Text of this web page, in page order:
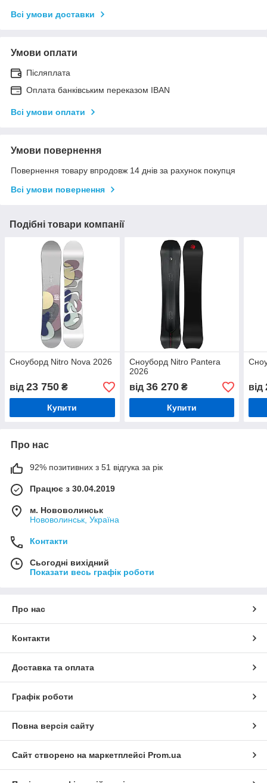
Всі умови доставки
Умови оплати
Післяплата
Оплата банківським переказом IBAN
Всі умови оплати
Умови повернення
Повернення товару впродовж 14 днів за рахунок покупця
Всі умови повернення
Подібні товари компанії
Сноуборд Nitro Nova 2026
від 23 750 ₴
Купити
Сноуборд Nitro Pantera
2026
від 36 270₴
Купити
від
Про нас
92% позитивних з 51 відгука за рік
Працює з 30.04.2019
м. Нововолинськ
Нововолинськ, Україна
Контакти
Сьогодні вихідний
Показати весь графік роботи
Про нас
Контакти
Доставка та оплата
Графік роботи
Повна версія сайту
Сайт створено на маркетплейсі Prom.ua